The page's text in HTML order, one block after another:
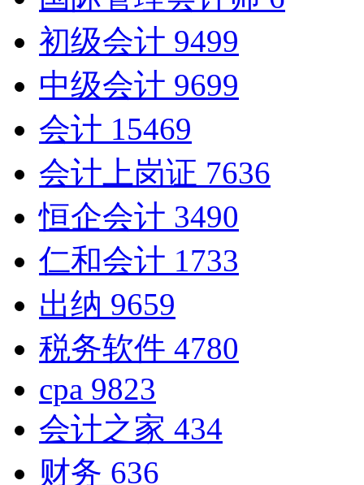
初级会计 9499
中级会计 9699
会计 15469
会计上岗证 7636
恒企会计 3490
仁和会计 1733
出纳 9659
税务软件 4780
cpa 9823
会计之家 434
财务 636